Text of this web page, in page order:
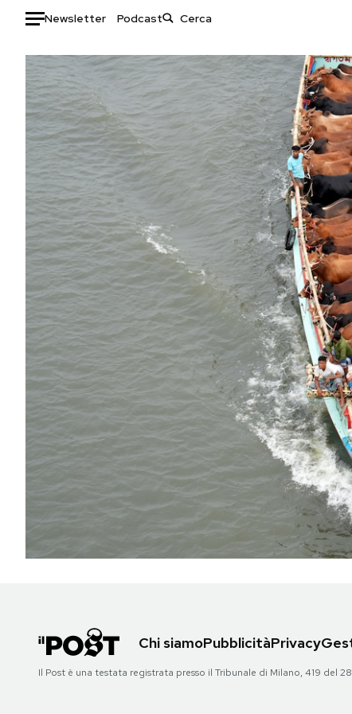
Newsletter Podcast
Auto
HOME
Italia
Mondo
Politica
Tecnologia
Internet
Scienza
Cultura
Economia
Sport
Moda
Libri
Consumismi
Storie/Idee
Ok Boomer!
Media
Europa
Altrecose
Mondiali calcio 2026
PODCAST
NEWSLETTER
I MIEI PREFERITI
AREA PERSONALEChi siamoPubblicitàPrivacy
Il Post è una testata registrata presso il Tribunale di Milano, 419 del